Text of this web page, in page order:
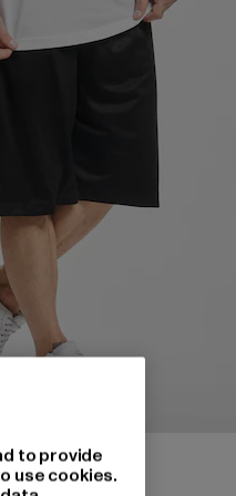
to provide
use cookies.